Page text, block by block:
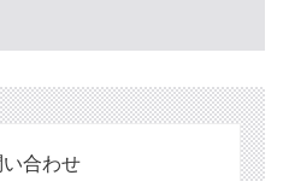
合わせ